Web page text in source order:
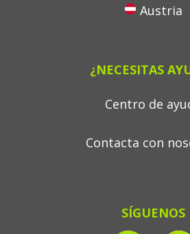
Austria
¿NECESITAS
Centro de
Contacta con
SÍGUENOS